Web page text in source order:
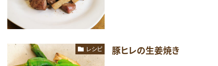
レシピ 豚ヒレの生姜焼き